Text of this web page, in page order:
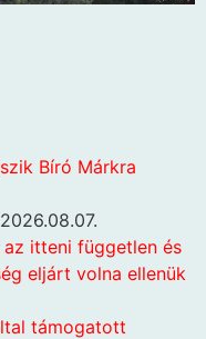
Bíró Márkra
2026.08.07.
itteni független és
eljárt volna ellenük
támogatott